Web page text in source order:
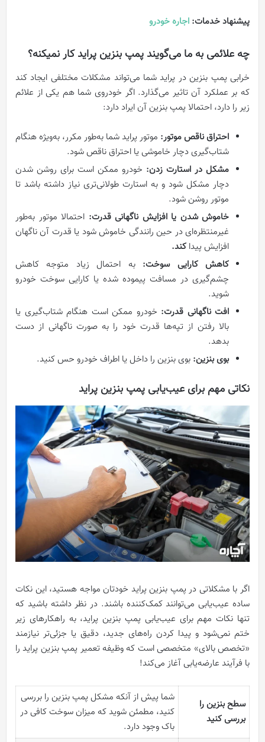
پیشنهاد خدمات: اجاره خودرو
چه علائمی به ما می‌گویند پمپ بنزین پراید کار نمیکنه؟
خرابی پمپ بنزین در پراید شما می‌تواند مشکلات مختلفی ایجاد کند
که بر عملکرد آن تاثیر می‌گذارد. اگر خودروی شما هم یکی از علائم
زیر را دارد، احتمالا پمپ بنزین آن ایراد دارد:
احتراق ناقص موتور: موتور پراید شما به‌طور مکرر، به‌ویژه هنگام
شتاب‌گیری دچار خاموشی یا احتراق ناقص شود.
مشکل در استارت زدن: خودرو ممکن است برای روشن شدن
دچار مشکل شود و به استارت طولانی‌تری نیاز داشته باشد تا
موتور روشن شود.
خاموش شدن یا افزایش ناگهانی قدرت: احتمالا موتور به‌طور
غیرمنتظره‌ای در حین رانندگی خاموش شود یا قدرت آن ناگهان
افزایش پیدا کند.
کاهش کارایی سوخت: به احتمال زیاد متوجه کاهش
چشم‌گیری در مسافت پیموده شده یا کارایی سوخت خودرو
شوید.
افت ناگهانی قدرت: خودرو ممکن است هنگام شتاب‌گیری یا
بالا رفتن از تپه‌ها قدرت خود را به صورت ناگهانی از دست
بدهد.
بوی بنزین: بوی بنزین را داخل یا اطراف خودرو حس کنید.
نکاتی مهم برای عیب‌یابی پمپ بنزین پراید
اگر با مشکلاتی در پمپ بنزین پراید خودتان مواجه هستید، این نکات
ساده عیب‌یابی می‌توانند کمک‌کننده باشند. در نظر داشته باشید که
تنها نکات مهم برای عیب‌یابی پمپ بنزین پراید، به راهکارهای زیر
ختم نمی‌شود و پیدا کردن راه‌های جدید، دقیق یا جزئی‌تر نیازمند
«تخصص بالای» متخصصی است که وظیفه تعمیر پمپ بنزین پراید را
با فرآیند عارضه‌یابی آغاز می‌کند!
سطح بنزین را
بررسی کنید
شما پیش از آنکه مشکل پمپ بنزین را بررسی
کنید، مطمئن شوید که میزان سوخت کافی در
باک وجود دارد.